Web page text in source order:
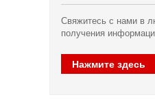
Свяжитесь с нами в
получения
Нажмите здесь